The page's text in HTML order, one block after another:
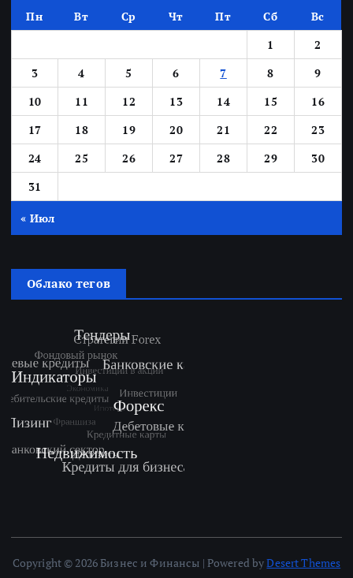
Пн Вт Ср Чт Пт Сб
Вс
1
2
3
4 5 6 7 8
9
10
11 12 13 14 15
16
17
18 19 20 21 22
23
24
25 26 27 28 29
30
31
« Июл
Облако тегов
Copyright © 2026 Бизнес и Финансы | Powered byDesert Themes